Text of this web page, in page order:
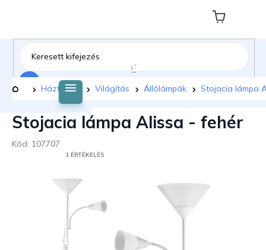
tartalomhoz
Kosár
Kezdőlap
Háztartás Világítás Állólámpák Stojacia lámpa
Stojacia lámpa Alissa - fehér
Kód: 107707
ÉRTÉKELÉSE
1 ÉRTÉKELÉS